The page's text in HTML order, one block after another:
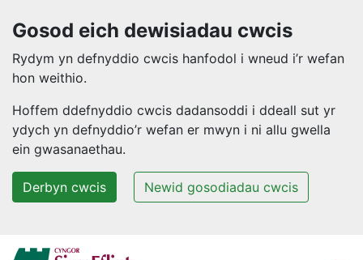
Gosod eich dewisiadau cwcis
Rydym yn defnyddio cwcis hanfodol i wneud i’r wefan
hon weithio.
Hoffem ddefnyddio cwcis dadansoddi i ddeall sut yr
ydych yn defnyddio’r wefan er mwyn i ni allu gwella
ein gwasanaethau.
Derbyn cwcis Newid gosodiadau cwcis
Neidio i'r prif gynnwys